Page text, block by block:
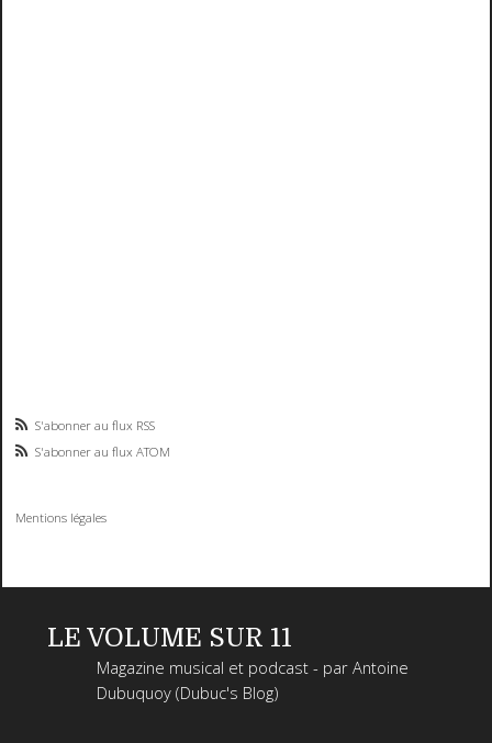
S'abonner au flux RSS
S'abonner au flux ATOM
Mentions légales
LE VOLUME SUR 11
Magazine musical et podcast - par Antoine
Dubuquoy (Dubuc's Blog)